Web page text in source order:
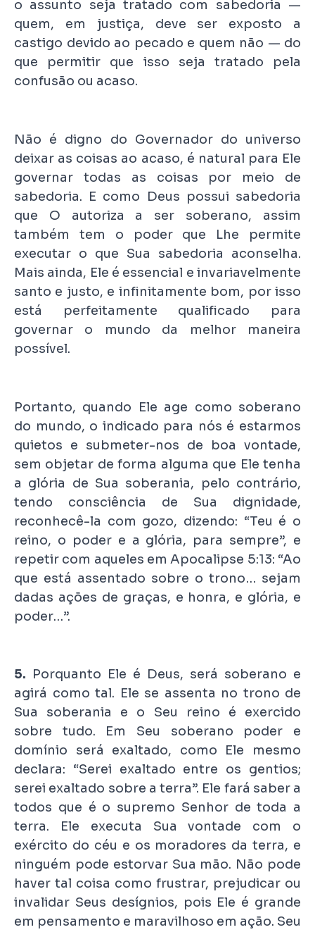
o assunto seja tratado com sabedoria —
quem, em justiça, deve ser exposto a
castigo devido ao pecado e quem não — do
que permitir que isso seja tratado pela
confusão ou acaso.
Não é digno do Governador do universo
deixar as coisas ao acaso, é natural para Ele
governar todas as coisas por meio de
sabedoria. E como Deus possui sabedoria
que O autoriza a ser soberano, assim
também tem o poder que Lhe permite
executar o que Sua sabedoria aconselha.
Mais ainda, Ele é essencial e invariavelmente
santo e justo, e infinitamente bom, por isso
está perfeitamente qualificado para
governar o mundo da melhor maneira
possível.
Portanto, quando Ele age como soberano
do mundo, o indicado para nós é estarmos
quietos e submeter-nos de boa vontade,
sem objetar de forma alguma que Ele tenha
a glória de Sua soberania, pelo contrário,
tendo consciência de Sua dignidade,
reconhecê-la com gozo, dizendo: “Teu é o
reino, o poder e a glória, para sempre”, e
repetir com aqueles em Apocalipse 5:13: “Ao
que está assentado sobre o trono… sejam
dadas ações de graças, e honra, e glória, e
poder…”.
5. Porquanto Ele é Deus, será soberano e
agirá como tal. Ele se assenta no trono de
Sua soberania e o Seu reino é exercido
sobre tudo. Em Seu soberano poder e
domínio será exaltado, como Ele mesmo
declara: “Serei exaltado entre os gentios;
serei exaltado sobre a terra”. Ele fará saber a
todos que é o supremo Senhor de toda a
terra. Ele executa Sua vontade com o
exército do céu e os moradores da terra, e
ninguém pode estorvar Sua mão. Não pode
haver tal coisa como frustrar, prejudicar ou
invalidar Seus desígnios, pois Ele é grande
em pensamento e maravilhoso em ação. Seu